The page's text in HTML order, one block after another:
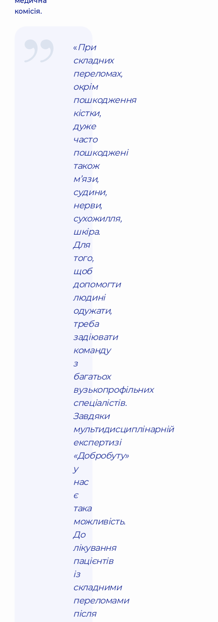
комісія.
«При
складних
переломах,
окрім
пошкодження
кістки,
дуже
часто
пошкоджені
також
м’язи,
судини,
нерви,
сухожилля,
шкіра.
Для
того,
щоб
допомогти
людині
одужати,
треба
задіювати
команду
з
багатьох
вузькопрофільних
спеціалістів.
Завдяки
мультидисциплінарній
експертизі
«Добробуту»
у
нас
є
така
можливість.
До
лікування
пацієнтів
із
складними
переломами
після